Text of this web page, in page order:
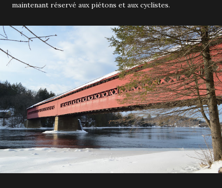
maintenant réservé aux piétons et aux cyclistes.